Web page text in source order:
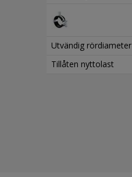
Utvändig rördiameter
Tillåten nyttolast